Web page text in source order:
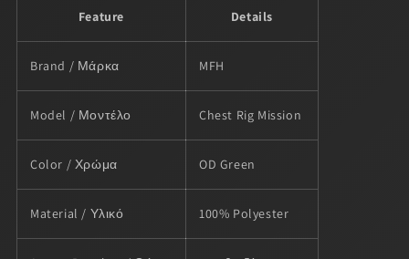
Feature Details
Brand / Μάρκα MFH
Model / Μοντέλο Chest Rig Mission
Color / Χρώμα OD Green
Material / Υλικό 100% Polyester